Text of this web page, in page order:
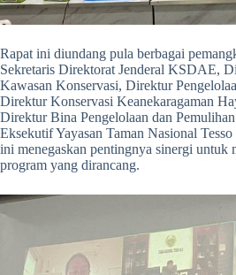
Rapat ini diundang pula berbagai
Sekretaris Direktorat Jenderal KSDAE,
Kawasan Konservasi, Direktur
Direktur Konservasi Keanekaragaman
Direktur Bina Pengelolaan dan
Eksekutif Yayasan Taman Nasional
ini menegaskan pentingnya sinergi untuk
program yang dirancang.